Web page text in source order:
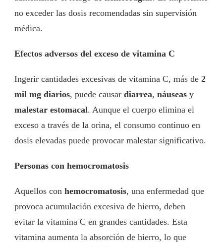
no exceder las dosis recomendadas sin supervisión
médica.
Efectos adversos del exceso de vitamina C
Ingerir cantidades excesivas de vitamina C, más de 2
mil mg diarios, puede causar diarrea, náuseas y
malestar estomacal. Aunque el cuerpo elimina el
exceso a través de la orina, el consumo continuo en
dosis elevadas puede provocar malestar significativo.
Personas con hemocromatosis
Aquellos con hemocromatosis, una enfermedad que
provoca acumulación excesiva de hierro, deben
evitar la vitamina C en grandes cantidades. Esta
vitamina aumenta la absorción de hierro, lo que